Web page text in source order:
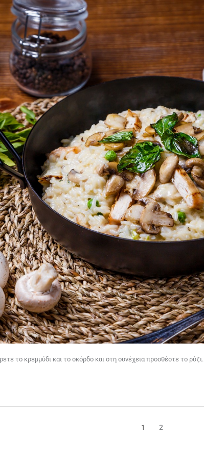
το κρεμμύδι και το σκόρδο και στη συνέχεια προσθέστε το ρύζι.
1 2